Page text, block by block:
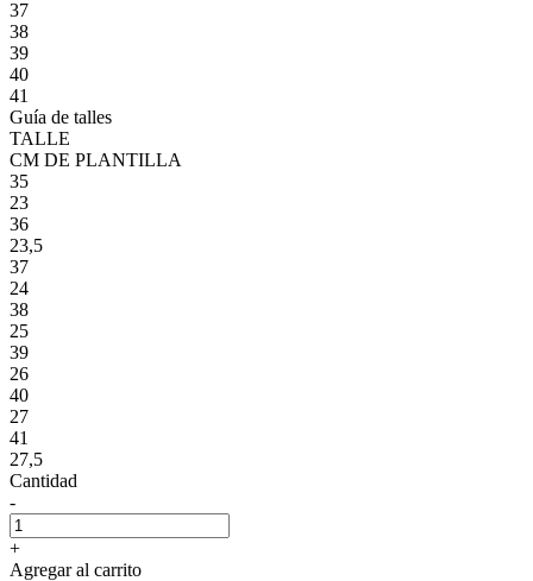
37
38
39
40
41
Guía de talles
TALLE
CM DE PLANTILLA
35
23
36
23,5
37
24
38
25
39
26
40
27
41
27,5
Cantidad
-
+
Agregar al carrito